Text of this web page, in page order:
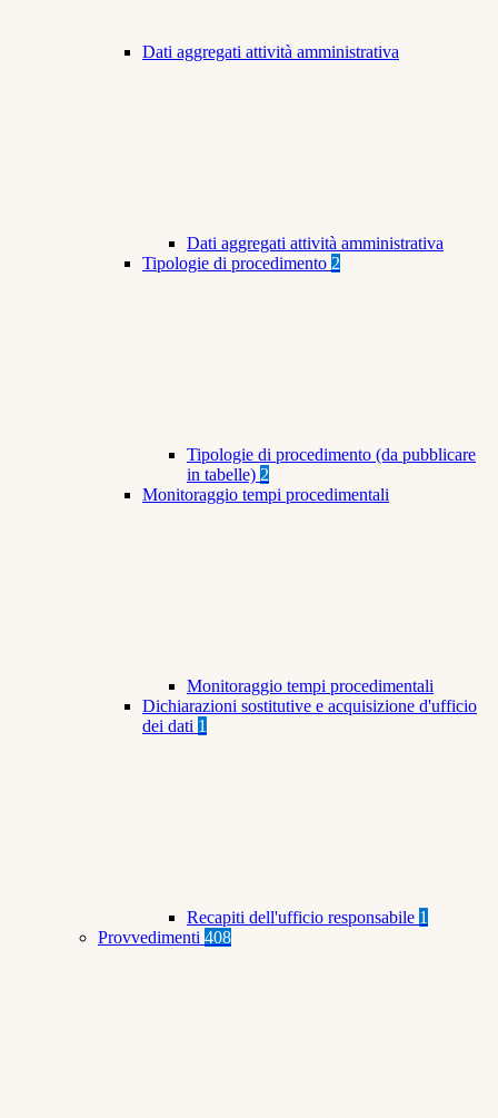
Dati aggregati attività amministrativa
Dati aggregati attività amministrativa
Tipologie di procedimento 2
Tipologie di procedimento (da pubblicare
in tabelle) 2
Monitoraggio tempi procedimentali
Monitoraggio tempi procedimentali
Dichiarazioni sostitutive e acquisizione d'ufficio
dei dati 1
Recapiti dell'ufficio responsabile 1
Provvedimenti 408